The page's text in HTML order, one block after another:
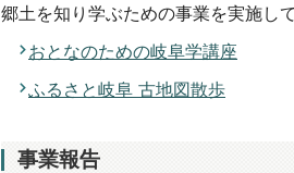
郷土を知り学ぶための事業を実施して
おとなのための岐阜学講座
ふるさと岐阜 古地図散歩
事業報告